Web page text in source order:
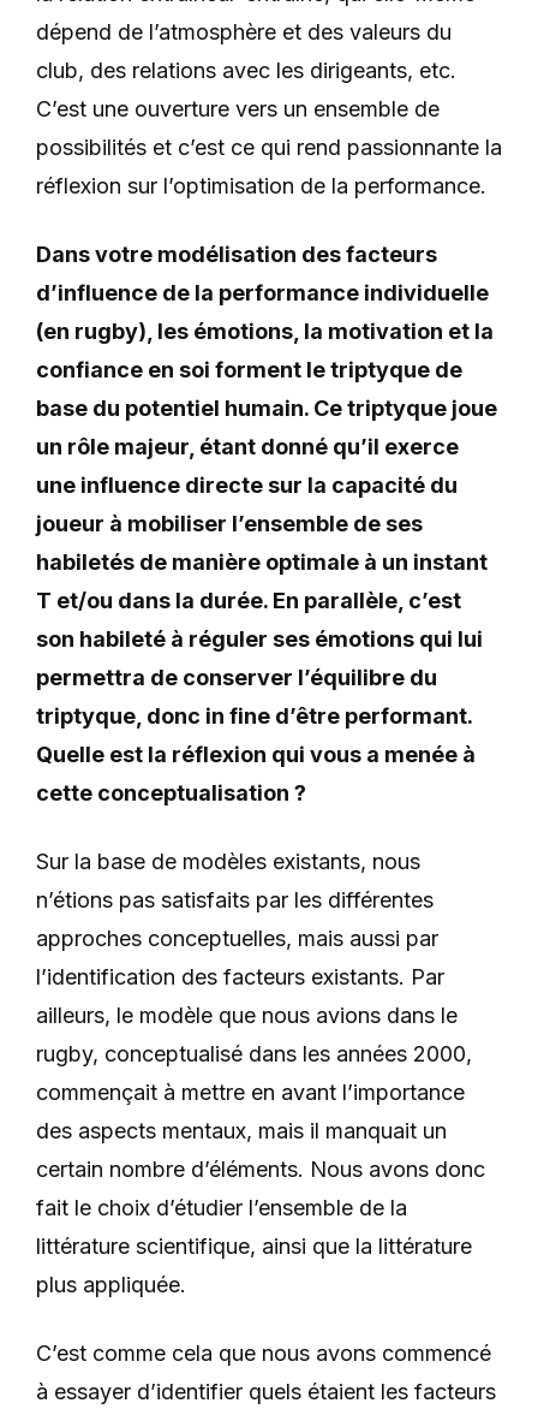
dépend de l’atmosphère et des valeurs du
club, des relations avec les dirigeants, etc.
C’est une ouverture vers un ensemble de
possibilités et c’est ce qui rend passionnante la
réflexion sur l’optimisation de la performance.
Dans votre modélisation des facteurs
d’influence de la performance individuelle
(en rugby), les émotions, la motivation et la
confiance en soi forment le triptyque de
base du potentiel humain. Ce triptyque joue
un rôle majeur, étant donné qu’il exerce
une influence directe sur la capacité du
joueur à mobiliser l’ensemble de ses
habiletés de manière optimale à un instant
T et/ou dans la durée. En parallèle, c’est
son habileté à réguler ses émotions qui lui
permettra de conserver l’équilibre du
triptyque, donc in fine d’être performant.
Quelle est la réflexion qui vous a menée à
cette conceptualisation ?
Sur la base de modèles existants, nous
n’étions pas satisfaits par les différentes
approches conceptuelles, mais aussi par
l’identification des facteurs existants. Par
ailleurs, le modèle que nous avions dans le
rugby, conceptualisé dans les années 2000,
commençait à mettre en avant l’importance
des aspects mentaux, mais il manquait un
certain nombre d’éléments. Nous avons donc
fait le choix d’étudier l’ensemble de la
littérature scientifique, ainsi que la littérature
plus appliquée.
C’est comme cela que nous avons commencé
à essayer d’identifier quels étaient les facteurs